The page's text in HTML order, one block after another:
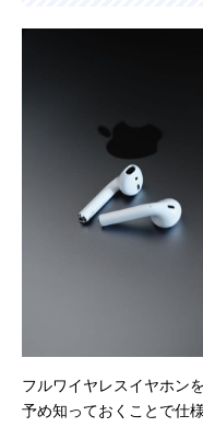
フルワイヤレスイヤホン
予め知っておくことで仕